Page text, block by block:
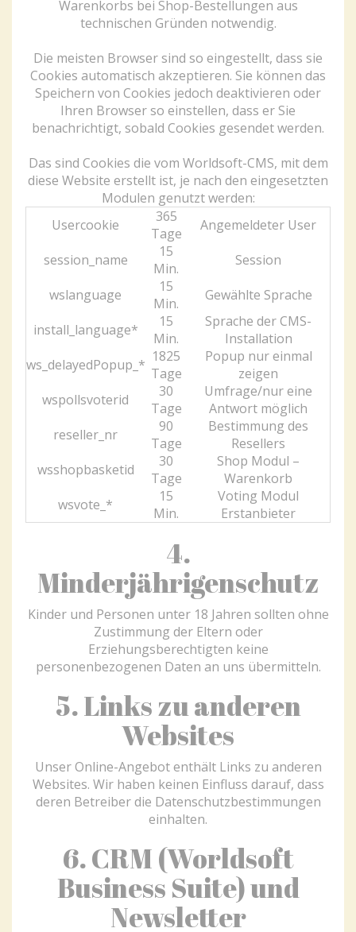
Warenkorbs bei Shop-Bestellungen aus
technischen Gründen notwendig.
Die meisten Browser sind so eingestellt, dass sie
Cookies automatisch akzeptieren. Sie können das
Speichern von Cookies jedoch deaktivieren oder
Ihren Browser so einstellen, dass er Sie
benachrichtigt, sobald Cookies gesendet werden.
Das sind Cookies die vom Worldsoft-CMS, mit dem
diese Website erstellt ist, je nach den eingesetzten
Modulen genutzt werden:
Usercookie
365
Tage
Angemeldeter User
session_name
15
Min.
Session
wslanguage
15
Min.
Gewählte Sprache
install_language*
15
Min.
Sprache der CMS-
Installation
ws_delayedPopup_* 1825
Tage
Popup nur einmal
zeigen
wspollsvoterid
30
Tage
Umfrage/nur eine
Antwort möglich
reseller_nr
90
Tage
Bestimmung des
Resellers
wsshopbasketid
30
Tage
Shop Modul –
Warenkorb
wsvote_*
15
Min.
Voting Modul
Erstanbieter
4.
Minderjährigenschutz
Kinder und Personen unter 18 Jahren sollten ohne
Zustimmung der Eltern oder
Erziehungsberechtigten keine
personenbezogenen Daten an uns übermitteln.
5. Links zu anderen
Websites
Unser Online-Angebot enthält Links zu anderen
Websites. Wir haben keinen Einfluss darauf, dass
deren Betreiber die Datenschutzbestimmungen
einhalten.
6. CRM (Worldsoft
Business Suite) und
Newsletter